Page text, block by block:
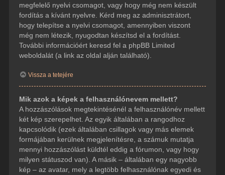
megfelelő nyelvi csomagot, vagy hogy még nem készült
fordítás a kívánt nyelvre. Kérd meg az adminisztrátort,
hogy telepítse a nyelvi csomagot, amennyiben viszont
még nem létezik, nyugodtan készítsd el a fordítást.
További információért keresd fel a phpBB Limited
weboldalát (a link az oldal alján található).
Vissza a tetejére
Mik azok a képek a felhasználónevem mellett?
A hozzászólások megtekintésénél a felhasználónév mellett
két kép szerepelhet. Az egyik általában a rangodhoz
kapcsolódik (ezek általában csillagok vagy más elemek
formájában kerülnek megjelenítésre, a számuk mutatja
mennyi hozzászólást küldtél eddig a fórumon, vagy hogy
milyen státuszod van). A másik – általában egy nagyobb
kép – az avatar, mely a legtöbb felhasználónak egyedi és